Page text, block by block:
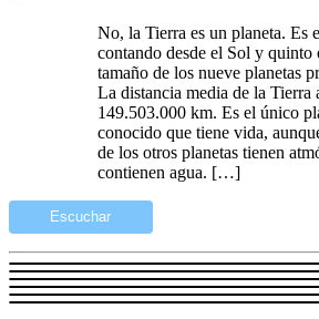
No, la Tierra es un planeta. Es
contando desde el Sol y quinto
tamaño de los nueve planetas
La distancia media de la Tierra
149.503.000 km. Es el único
conocido que tiene vida,
de los otros planetas tienen
contienen agua. […]
Escuchar